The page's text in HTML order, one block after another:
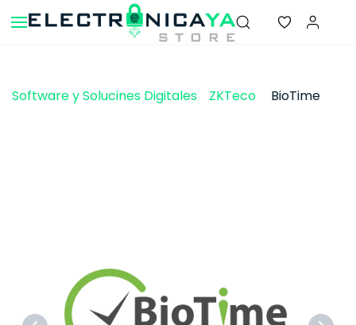
Skip to
main
Software y Solucines Digitales ZKTeco BioTime